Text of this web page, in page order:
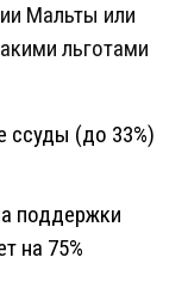
Мальты или
льготами
ссуды (до 33%)
поддержки
на 75%